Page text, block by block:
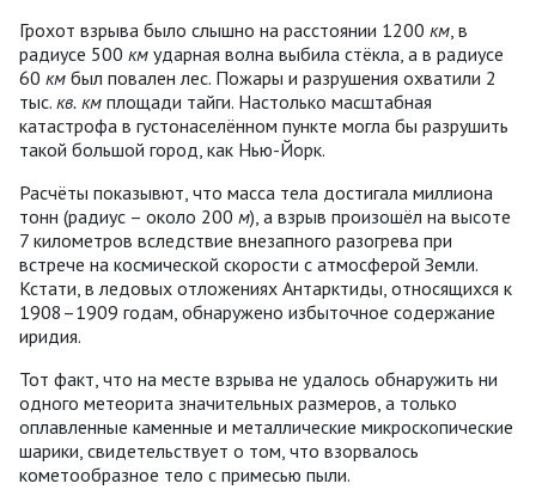
Грохот взрыва было слышно на расстоянии 1200 км , в
радиусе 500 км ударная волна выбила стёкла, а в радиусе
60 км был повален лес. Пожары и разрушения охватили 2
тыс. кв. км площади тайги. Настолько масштабная
катастрофа в густонаселённом пункте могла бы разрушить
такой большой город, как Нью-Йорк.
Расчёты показывют, что масса тела достигала миллиона
тонн (радиус – около 200 м), а взрыв произошёл на высоте
7 километров вследствие внезапного разогрева при
встрече на космической скорости с атмосферой Земли.
Кстати, в ледовых отложениях Антарктиды, относящихся к
1908–1909 годам, обнаружено избыточное содержание
иридия.
Тот факт, что на месте взрыва не удалось обнаружить ни
одного метеорита значительных размеров, а только
оплавленные каменные и металлические микроскопические
шарики, свидетельствует о том, что взорвалось
кометообразное тело с примесью пыли.